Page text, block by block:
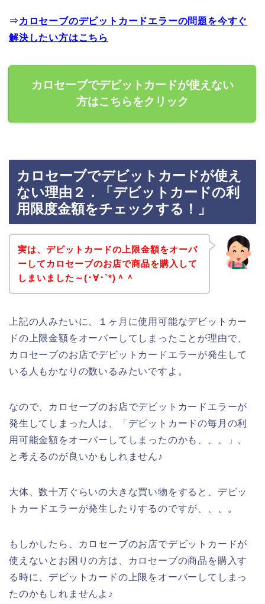
⇒ カロセーブのデビットカードエラーの問題を今すぐ
解決したい方はこちら
カロセーブでデビットカードが使えない
方はこちらをクリック
カロセーブでデビットカードが使え
ない理由２．「デビットカードの利
用限度金額をチェックする！」
実は、デビットカードの上限金額をオーバ
ーしてカロセーブのお店で商品を購入して
しまいました～(･∀･`*)＾＾
上記の人みたいに、１ヶ月に使用可能なデビットカー
ドの上限金額をオーバーしてしまったことが理由で、
カロセーブのお店でデビットカードエラーが発生して
いる人もかなりの数いるみたいですよ。
なので、カロセーブのお店でデビットカードエラーが
発生してしまった人は、「デビットカードの毎月の利
用可能金額をオーバーしてしまったのかも、、、」、
と考えるのが良いかもしれません♪
大体、数十万ぐらいの大きな買い物をすると、デビッ
トカードエラーが発生したりするのですが、、、。
もしかしたら、カロセーブのお店でデビットカードが
使えないとお困りの方は、カロセーブの商品を購入す
る時に、デビットカードの上限をオーバーしてしまっ
たのかもしれませんよ♪